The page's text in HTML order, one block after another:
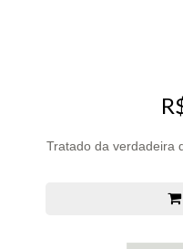
Tratado da verdadeira